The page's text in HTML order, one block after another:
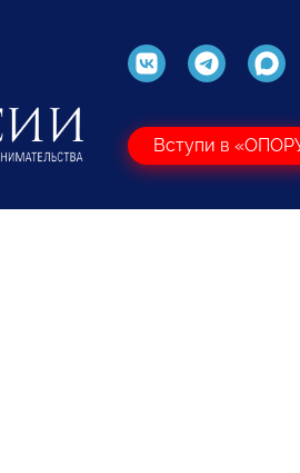
Вступи в